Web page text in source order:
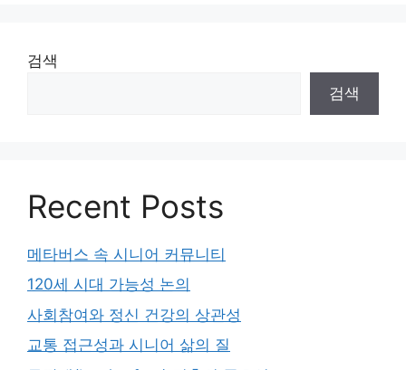
검색
검색
Recent Posts
메타버스 속 시니어 커뮤니티
120세 시대 가능성 논의
사회참여와 정신 건강의 상관성
교통 접근성과 시니어 삶의 질